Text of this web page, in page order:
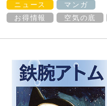
ニュース
マンガ
お得情報
空気の底